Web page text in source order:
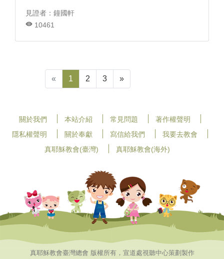
見證者：鐘國軒
10461
« 1 2 3 »
關於我們 本站介紹 常見問題
著作權聲明
隱私權聲明
關於奉獻 寫信給我們
我要去教會
真耶穌教會(臺灣)
真耶穌教會(海外)
真耶穌教會臺灣總會 版權所有，宣道處視聽中心策劃製作